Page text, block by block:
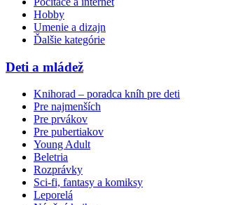
Hobby
Umenie a dizajn
Ďalšie kategórie
Deti a mládež
Knihorad – poradca kníh pre deti
Pre najmenších
Pre prvákov
Pre pubertiakov
Young Adult
Beletria
Rozprávky
Sci-fi, fantasy a komiksy
Leporelá